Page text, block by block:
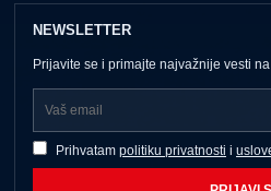
NEWSLETTER
Prijavite se i primajte najvažnije vesti na
Prihvatam politiku privatnosti i